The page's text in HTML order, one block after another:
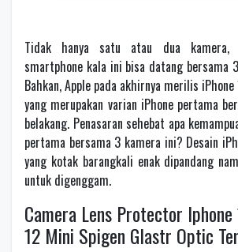
Tidak hanya satu atau dua kamera,
smartphone kala ini bisa datang bersama
Bahkan, Apple pada akhirnya merilis iPhone
yang merupakan varian iPhone pertama
belakang. Penasaran sehebat apa
pertama bersama 3 kamera ini? Desain
yang kotak barangkali enak dipandang
untuk digenggam.
Camera Lens Protector
12 Mini Spigen Glastr Optic